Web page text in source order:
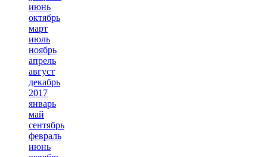
июнь
октябрь
март
июль
ноябрь
апрель
август
декабрь
2017
январь
май
сентябрь
февраль
июнь